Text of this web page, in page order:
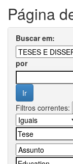
Página
Buscar em:
por
Filtros correntes: